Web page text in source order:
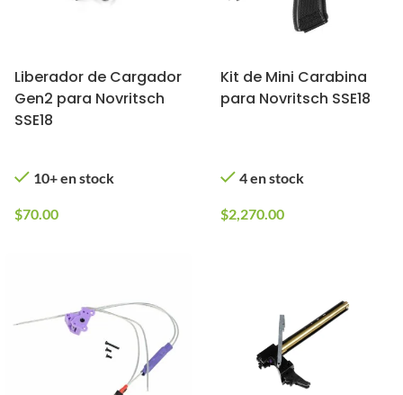
Liberador de Cargador
Gen2 para Novritsch
SSE18
10+ en stock
$70.00
Kit de Mini Carabina
para Novritsch SSE18
4 en stock
$2,270.00